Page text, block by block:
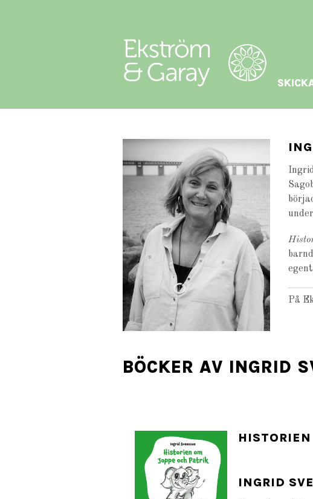
På
BÖCKER AV INGRID
INGRID